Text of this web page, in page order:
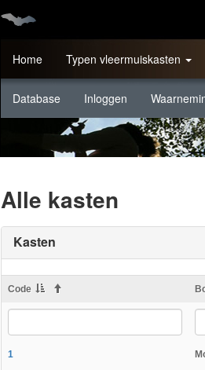
Home Typen vleermuiskasten
Database Inloggen
Alle kasten
Kasten
Code
1